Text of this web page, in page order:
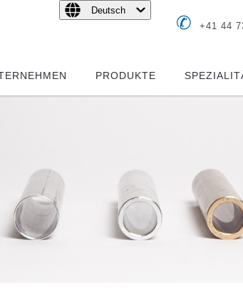
Deutsch
✆ +41 44
PRODUKTE